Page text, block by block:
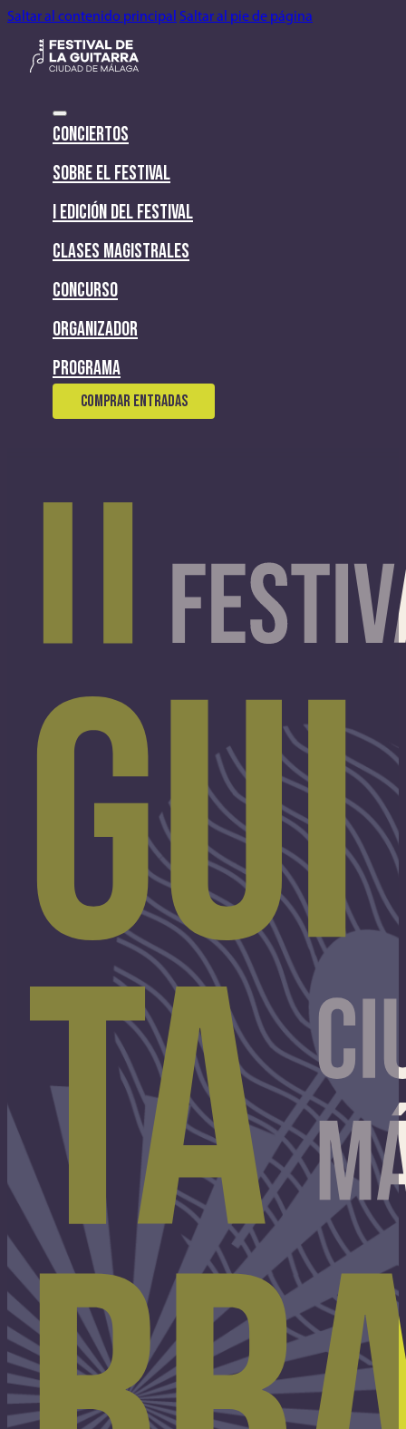
Saltar al contenido principal Saltar al pie de página
CONCIERTOS
SOBRE EL FESTIVAL
I EDICIÓN DEL FESTIVAL
CLASES MAGISTRALES
CONCURSO
ORGANIZADOR
PROGRAMA
COMPRAR ENTRADAS